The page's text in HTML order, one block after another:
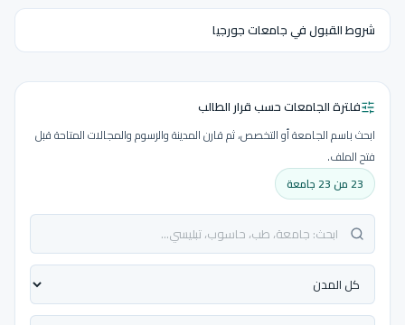
شروط القبول في جامعات جورجيا
فلترة الجامعات حسب قرار الطالب
ابحث باسم الجامعة أو التخصص، ثم قارن المدينة والرسوم والمجالات المتاحة قبل
فتح الملف.
23 من 23 جامعة